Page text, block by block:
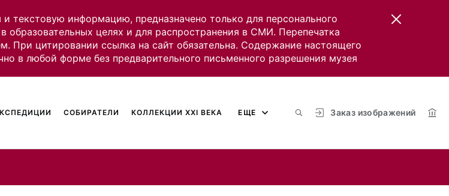
текстовую информацию, предназначено только для персонального
образовательных целях и для распространения в СМИ. Перепечатка
При цитировании ссылка на сайт обязательна. Содержание настоящего
в любой форме без предварительного письменного разрешения музея
Заказ изображений
СОБИРАТЕЛИ КОЛЛЕКЦИИ XXI ВЕКА ЕЩЕ